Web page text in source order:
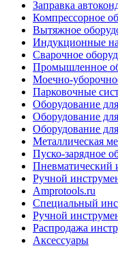
Заправка
Компрессорное
Вытяжное
Индукционные
Сварочное
Промышленное
Моечно-
Парковочные
Оборудование
Оборудование
Оборудование
Металлическая
Пуско-зарядное
Пневматический
Ручной
Amprotools.ru
Специальный
Ручной
Распродажа
Аксессуары